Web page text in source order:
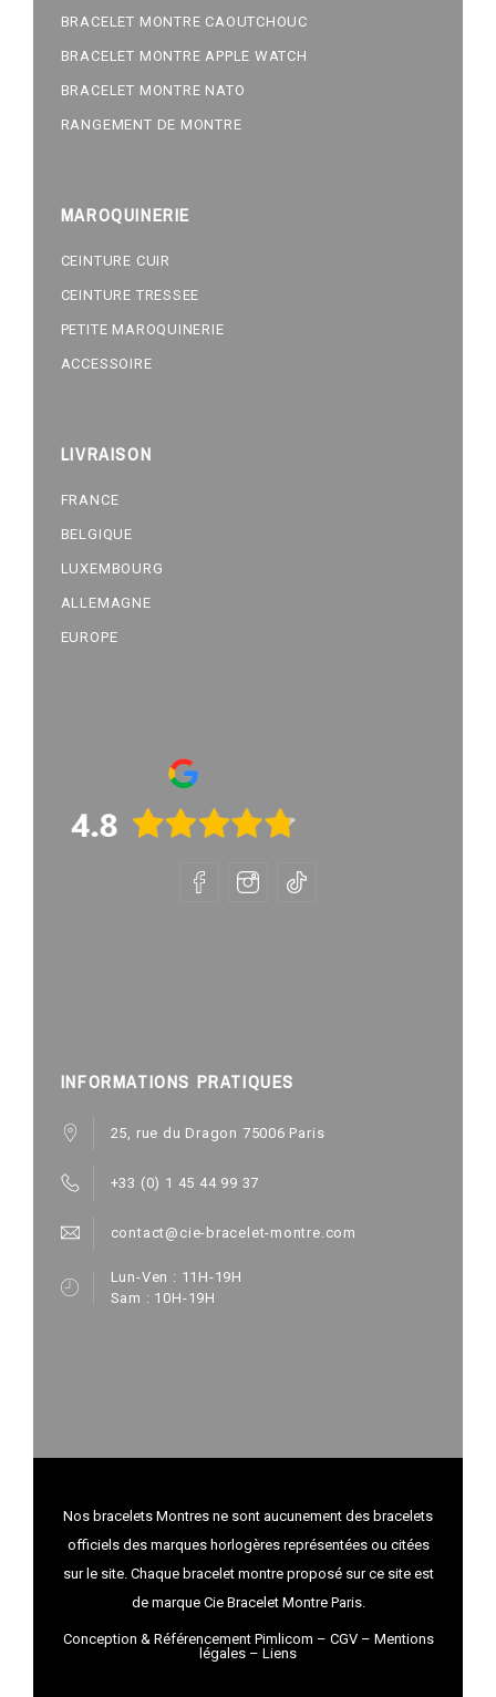
BRACELET MONTRE CAOUTCHOUC
BRACELET MONTRE APPLE WATCH
BRACELET MONTRE NATO
RANGEMENT DE MONTRE
MAROQUINERIE
CEINTURE CUIR
CEINTURE TRESSEE
PETITE MAROQUINERIE
ACCESSOIRE
LIVRAISON
FRANCE
BELGIQUE
LUXEMBOURG
ALLEMAGNE
EUROPE
INFORMATIONS PRATIQUES
25, rue du Dragon 75006 Paris
+33 (0) 1 45 44 99 37
contact@cie-bracelet-montre.com
Lun-Ven : 11H-19H
Sam : 10H-19H
Nos bracelets Montres ne sont aucunement des bracelets
officiels des marques horlogères représentées ou citées
sur le site. Chaque bracelet montre proposé sur ce site est
de marque Cie Bracelet Montre Paris.
Conception & Référencement Pimlicom – CGV– Mentions
légales – Liens